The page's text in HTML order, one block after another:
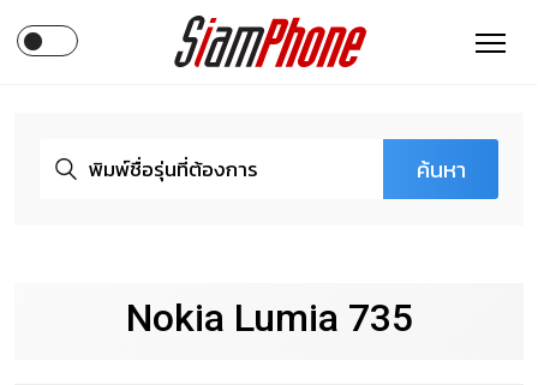
ค้นหา
Nokia Lumia 735